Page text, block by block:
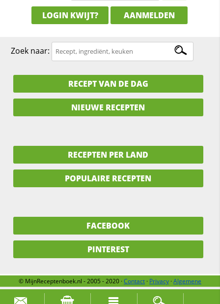
Zoek naar:
LOGIN KWIJT? AANMELDEN
Zoek naar:
RECEPT VAN DE DAG
NIEUWE RECEPTEN
RECEPTEN PER LAND
POPULAIRE RECEPTEN
FACEBOOK
PINTEREST
© MijnReceptenboek.nl - 2005 - 2020 ·Contact · Privacy ·Algemene
voorwaarden
Over ons